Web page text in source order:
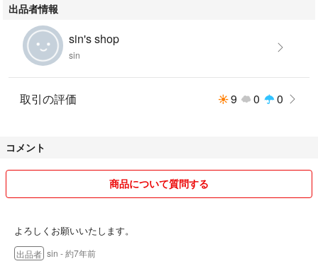
出品者情報
sin's shop
sin
取引の評価 9 0 0
コメント
商品について質問する
よろしくお願いいたします。
出品者 sin - 約7年前